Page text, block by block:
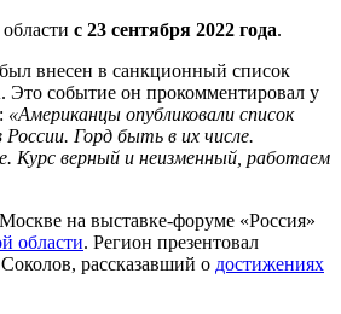
с 23 сентября 2022 года.
был внесен в санкционный список
событие он прокомментировал у
«Американцы опубликовали список
Горд быть в их числе.
Курс верный и неизменный, работаем
на выставке-форуме «Россия»
области. Регион презентовал
рассказавший о достижениях